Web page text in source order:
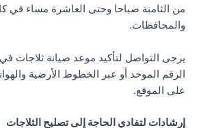
من الثامنة صباحا وحتى العاشرة مساء في
والمحافظات.
يرجى التواصل لتأكيد موعد صيانة ثلاجات
الرقم الموحد أو عبر الخطوط الأرضية
على الموقع.
إرشادات لتفادي الحاجة إلى تصليح الثلاجات